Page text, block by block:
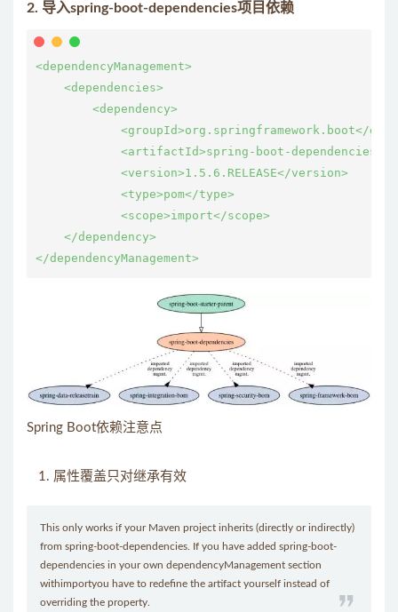
2. 导入spring-boot-dependencies项目依赖
<dependencyManagement>
    <dependencies>
        <dependency>
<artifactId>spring-boot-
<version>1.5.6.RELEASE</
            <type>pom</type>
            <scope>import</scope>
    </dependency>
Spring Boot依赖注意点
属性覆盖只对继承有效
This only works if your Maven project inherits (directly or indirectly)
from spring-boot-dependencies. If you have added spring-boot-
dependencies in your own dependencyManagement section
withimportyou have to redefine the artifact yourself instead of
overriding the property.